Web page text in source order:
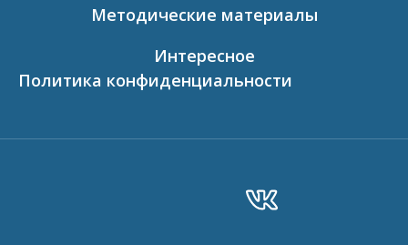
Методические материалы
Интересное
Политика конфиденциальности